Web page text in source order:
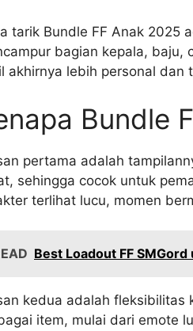
tarik Bundle FF Anak 2025
bagian kepala, baju,
akhirnya lebih personal dan
Bundle
pertama adalah
sehingga cocok untuk
terlihat lucu, momen
Best Loadout FF
kedua adalah fleksibilitas
item, mulai dari emote